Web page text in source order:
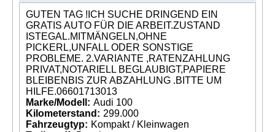
GUTEN TAG !ICH SUCHE DRINGEND EIN
GRATIS AUTO FÜR DIE ARBEIT.ZUSTAND
ISTEGAL.MITMÄNGELN,OHNE
PICKERL,UNFALL ODER SONSTIGE
PROBLEME. 2.VARIANTE ,RATENZAHLUNG
PRIVAT,NOTARIELL BEGLAUBIGT,PAPIERE
BLEIBENBIS ZUR ABZAHLUNG .BITTE UM
HILFE.06601713013
Marke/Modell: Audi 100
Kilometerstand: 299.000
Fahrzeugtyp: Kompakt / Kleinwagen